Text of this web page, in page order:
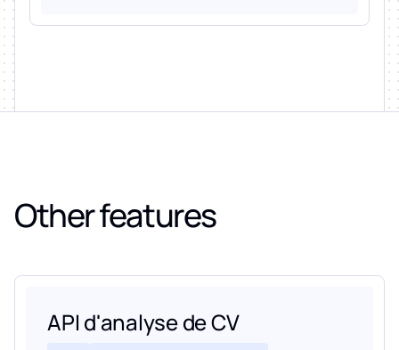
Other features
API d'analyse de CV